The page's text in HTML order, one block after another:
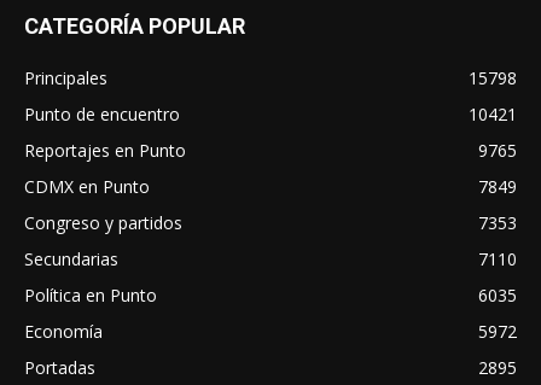
CATEGORÍA POPULAR
Principales
15798
Punto de encuentro
10421
Reportajes en Punto
9765
CDMX en Punto
7849
Congreso y partidos
7353
Secundarias
7110
Política en Punto
6035
Economía
5972
Portadas
2895